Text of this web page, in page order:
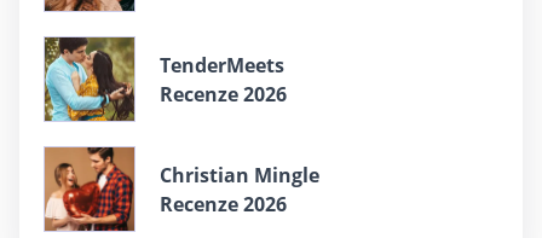
TenderMeets
Recenze 2026
Christian Mingle
Recenze 2026